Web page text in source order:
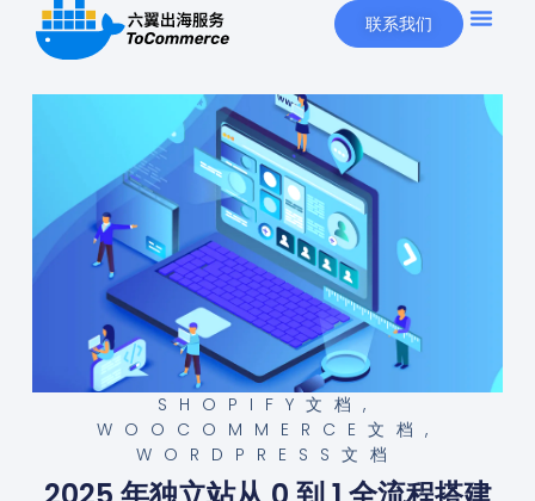
联系我们
SHOPIFY文档 ,
WOOCOMMERCE文档 ,
WORDPRESS文档